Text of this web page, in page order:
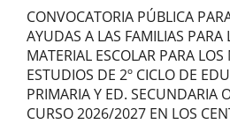
CONVOCATORIA PÚBLICA
AYUDAS A LAS FAMILIAS
MATERIAL ESCOLAR PARA
ESTUDIOS DE 2º CICLO DE
PRIMARIA Y ED. SECUNDARIA
CURSO 2026/2027 EN LOS